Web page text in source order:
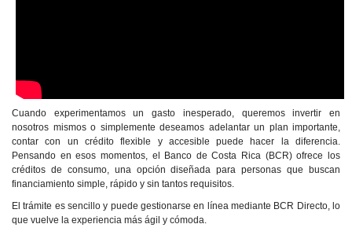
Cuando experimentamos un gasto inesperado, queremos invertir en
nosotros mismos o simplemente deseamos adelantar un plan importante,
contar con un crédito flexible y accesible puede hacer la diferencia.
Pensando en esos momentos, el Banco de Costa Rica (BCR) ofrece los
créditos de consumo, una opción diseñada para personas que buscan
financiamiento simple, rápido y sin tantos requisitos.
El trámite es sencillo y puede gestionarse en línea mediante BCR Directo, lo
que vuelve la experiencia más ágil y cómoda.